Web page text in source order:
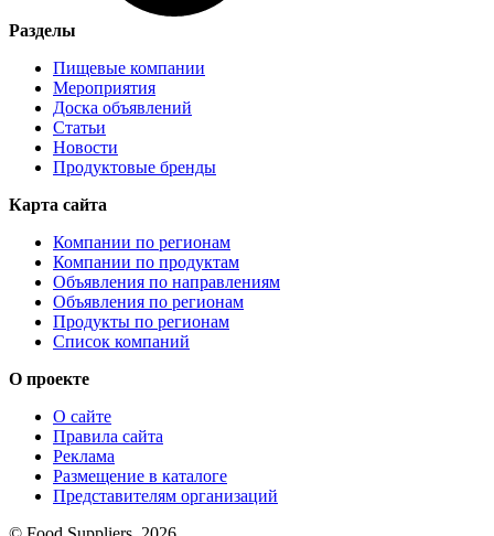
Разделы
Пищевые компании
Мероприятия
Доска объявлений
Статьи
Новости
Продуктовые бренды
Карта сайта
Компании по регионам
Компании по продуктам
Объявления по направлениям
Объявления по регионам
Продукты по регионам
Список компаний
О проекте
О сайте
Правила сайта
Реклама
Размещение в каталоге
Представителям организаций